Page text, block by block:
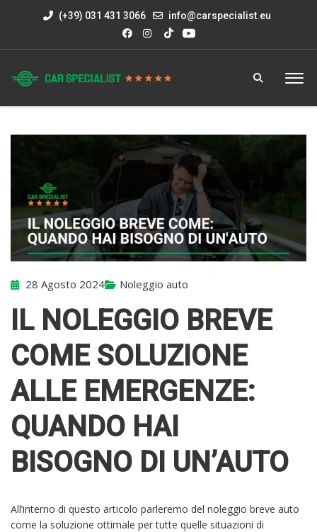
(+39) 031 431 3066 info@carspecialist.eu
28 Agosto 2024 Noleggio auto
IL NOLEGGIO BREVE
COME SOLUZIONE
ALLE EMERGENZE:
QUANDO HAI
BISOGNO DI UN’AUTO
All’interno di questo articolo parleremo del noleggio breve auto
come la soluzione ottimale per tutte quelle situazioni di